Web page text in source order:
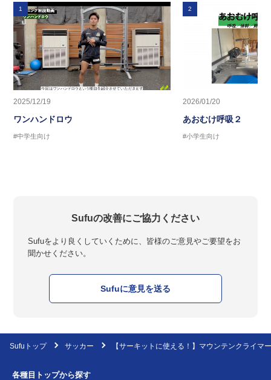
1
2025/12/19
ワンハンドロウ
#中学生向け
2
2026/01/20
あおむけ呼吸２
#小学生向け
Sufuの改善にご協力ください
Sufuをより良くしていくために、皆様のご意見やご要望をお
聞かせください。
Sufuに意見を送る
Sufuトップ サッカー 【サーキットに使える！】マウンテンクライマ
各種目トップから探す